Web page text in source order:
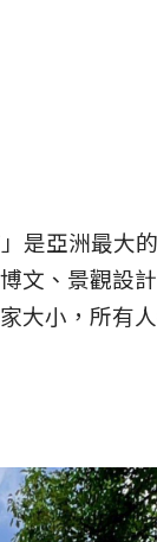
是亞洲最大
文、景觀設
大小，所有